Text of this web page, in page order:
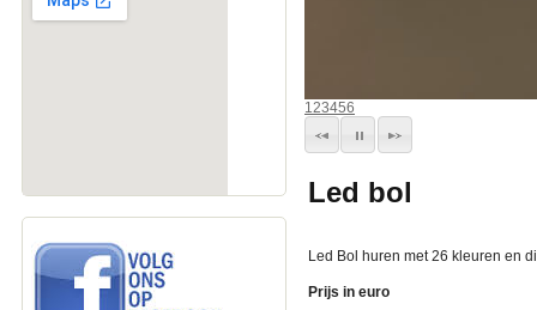
123456
Led bol
Led Bol huren met 26 kleuren en
Prijs in euro